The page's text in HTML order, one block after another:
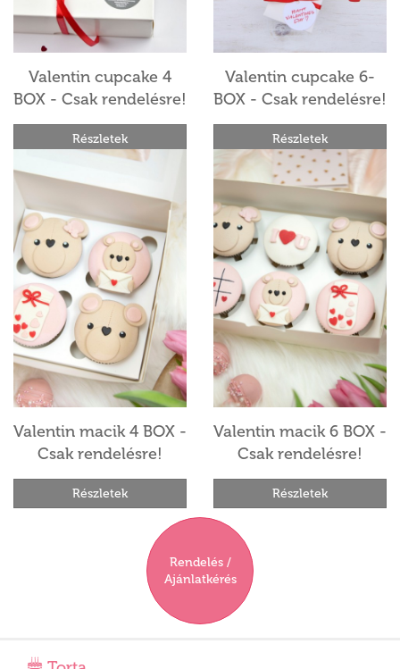
Valentin cupcake 4
BOX - Csak rendelésre!
Részletek
Valentin cupcake 6-
BOX - Csak rendelésre!
Részletek
Valentin macik 4 BOX -
Csak rendelésre!
Részletek
Valentin macik 6 BOX -
Csak rendelésre!
Részletek
Rendelés /
Ajánlatkérés